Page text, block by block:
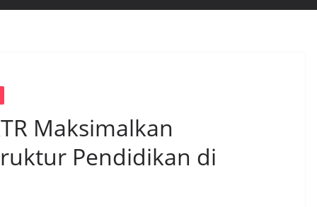
Maksimalkan
Pendidikan di